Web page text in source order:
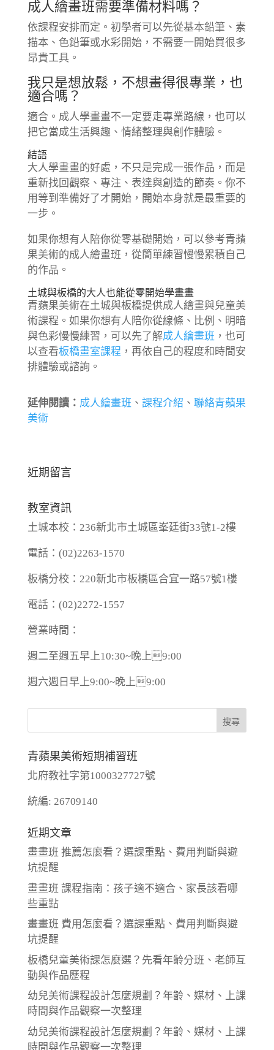
成人繪畫班需要準備材料嗎？
依課程安排而定。初學者可以先從基本鉛筆、素
描本、色鉛筆或水彩開始，不需要一開始買很多
昂貴工具。
我只是想放鬆，不想畫得很專業，也
適合嗎？
適合。成人學畫畫不一定要走專業路線，也可以
把它當成生活興趣、情緒整理與創作體驗。
結語
大人學畫畫的好處，不只是完成一張作品，而是
重新找回觀察、專注、表達與創造的節奏。你不
用等到準備好了才開始，開始本身就是最重要的
一步。
如果你想有人陪你從零基礎開始，可以參考青蘋
果美術的成人繪畫班，從簡單練習慢慢累積自己
的作品。
土城與板橋的大人也能從零開始學畫畫
青蘋果美術在土城與板橋提供成人繪畫與兒童美
術課程。如果你想有人陪你從線條、比例、明暗
與色彩慢慢練習，可以先了解成人繪畫班 ，也可
以查看板橋畫室課程 ，再依自己的程度和時間安
排體驗或諮詢。
延伸閱讀： 成人繪畫班 、 課程介紹 、 聯絡青蘋果
美術
近期留言
教室資訊
土城本校：236新北市土城區峯廷街33號1-2樓
電話：(02)2263-1570
板橋分校：220新北市板橋區合宜一路57號1樓
電話：(02)2272-1557
營業時間：
週二至週五早上10:30~晚上9:00
週六週日早上9:00~晚上9:00
青蘋果美術短期補習班
北府教社字第1000327727號
統編: 26709140
近期文章
畫畫班 推薦怎麼看？選課重點、費用判斷與避
坑提醒
畫畫班 課程指南：孩子適不適合、家長該看哪
些重點
畫畫班 費用怎麼看？選課重點、費用判斷與避
坑提醒
板橋兒童美術課怎麼選？先看年齡分班、老師互
動與作品歷程
幼兒美術課程設計怎麼規劃？年齡、媒材、上課
時間與作品觀察一次整理
幼兒美術課程設計怎麼規劃？年齡、媒材、上課
時間與作品觀察一次整理